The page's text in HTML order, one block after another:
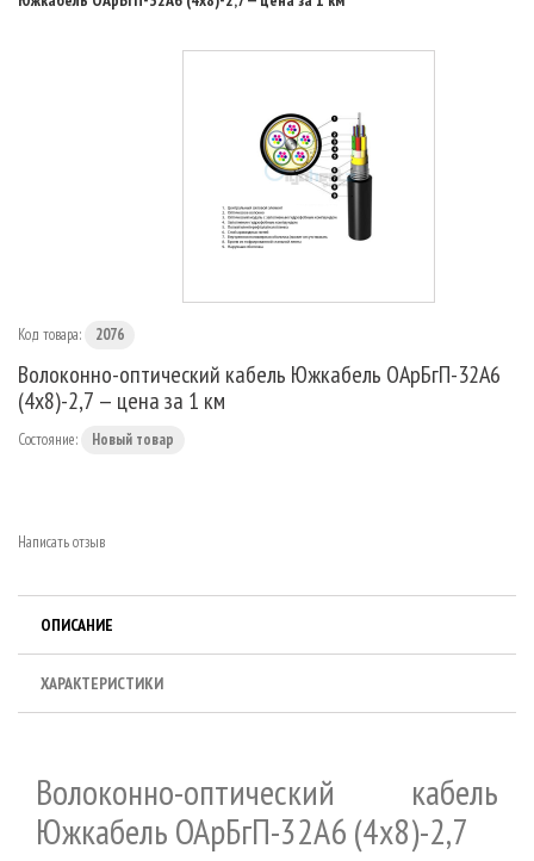
Код товара: 2076
Волоконно-оптический кабель Южкабель ОАрБгП-32А6
(4х8)-2,7 — цена за 1 км
Состояние: Новый товар
Написать отзыв
ОПИСАНИЕ
ХАРАКТЕРИСТИКИ
Волоконно-оптический кабель
Южкабель ОАрБгП-32А6 (4х8)-2,7